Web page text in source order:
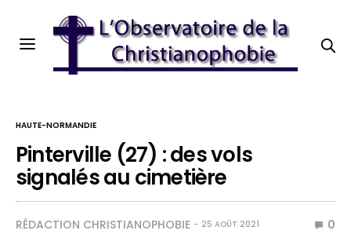
HAUTE-NORMANDIE
Pinterville (27) : des vols
signalés au cimetière
RÉDACTION CHRISTIANOPHOBIE 25 AOÛT 2021 0